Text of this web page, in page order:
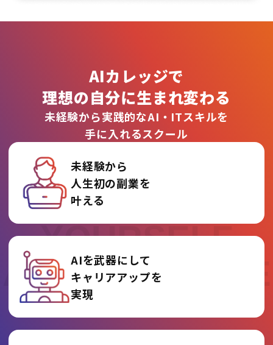
REINVENT
YOURSELF
AT AI COLLEGE
AIカレッジで
理想の自分に生まれ変わる
未経験から実践的なAI・ITスキルを
手に入れるスクール
未経験から
人生初の副業を
叶える
AIを武器にして
キャリアアップを
実現